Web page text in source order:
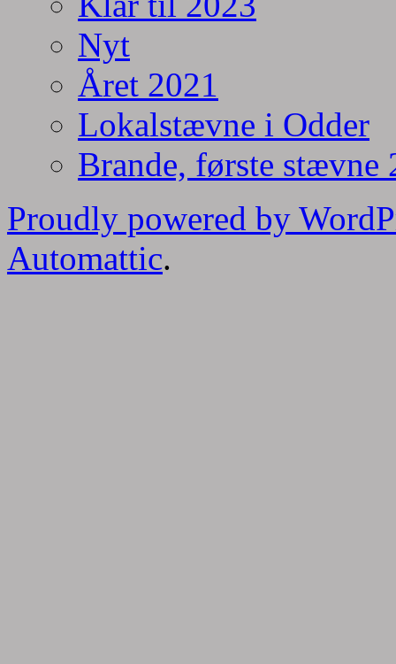
Nyt
Året 2021
Lokalstævne i Odder
Brande, første stævne
Proudly powered by
Automattic.